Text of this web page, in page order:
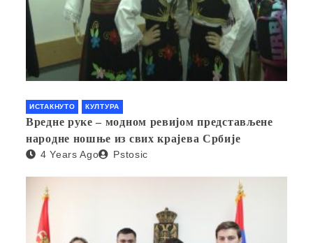
ИСТАКНУТО КУЛТУРА
Вредне руке – модном ревијом представљене
народне ношње из свих крајева Србије
4 Years Ago Pstosic